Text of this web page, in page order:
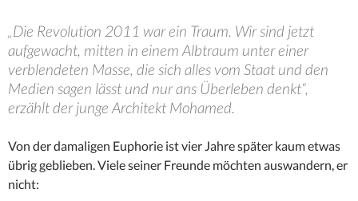
„Die Revolution 2011 war ein Traum. Wir sind jetzt
aufgewacht, mitten in einem Albtraum unter einer
verblendeten Masse, die sich alles vom Staat und den
Medien sagen lässt und nur ans Überleben denkt“,
erzählt der junge Architekt Mohamed.
Von der damaligen Euphorie ist vier Jahre später kaum etwas
übrig geblieben. Viele seiner Freunde möchten auswandern, er
nicht: